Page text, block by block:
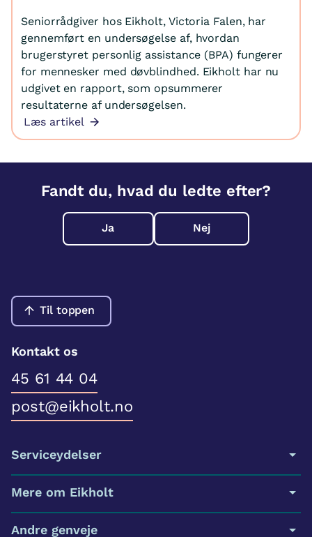
Seniorrådgiver hos Eikholt, Victoria Falen, har
gennemført en undersøgelse af, hvordan
brugerstyret personlig assistance (BPA) fungerer
for mennesker med døvblindhed. Eikholt har nu
udgivet en rapport, som opsummerer
resultaterne af undersøgelsen.
Læs artikel
Fandt du, hvad du ledte efter?
Ja Nej
Til toppen
Kontakt os
45 61 44 04
post@eikholt.no
Serviceydelser
Mere om Eikholt
Andre genveje